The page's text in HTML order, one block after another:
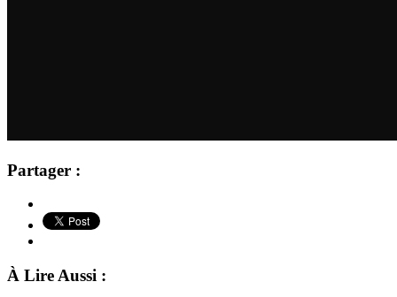
Partager :
À Lire Aussi :